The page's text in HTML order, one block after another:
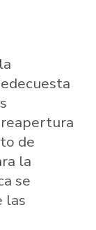
de
la
se
las